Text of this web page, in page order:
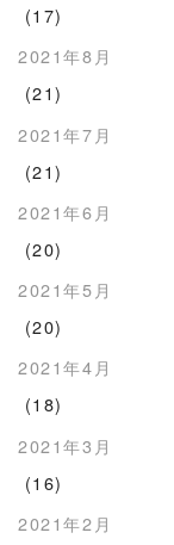
(17)
2021年8月
(21)
2021年7月
(21)
2021年6月
(20)
2021年5月
(20)
2021年4月
(18)
2021年3月
(16)
2021年2月